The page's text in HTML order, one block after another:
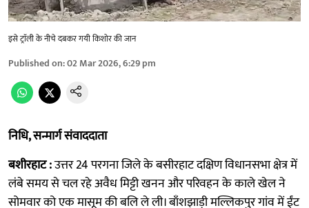
इसे ट्राॅली के नीचे दबकर गयी किशोर की जान
Published on:02 Mar 2026, 6:29 pm
निधि, सन्मार्ग संवाददाता
बशीरहाट :उत्तर 24 परगना जिले के बसीरहाट दक्षिण विधानसभा क्षेत्र में
लंबे समय से चल रहे अवैध मिट्टी खनन और परिवहन के काले खेल ने
सोमवार को एक मासूम की बलि ले ली। बाँशझाड़ी मल्लिकपुर गांव में ईंट